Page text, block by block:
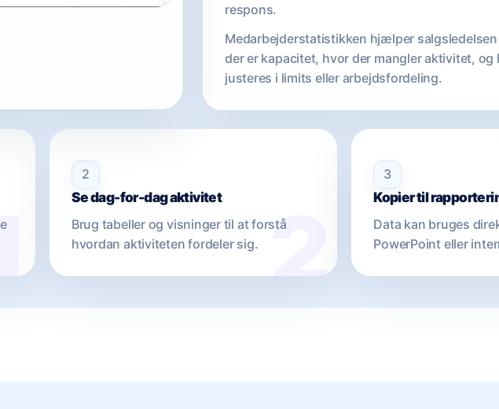
respons.
Medarbejderstatistikken hjælper
der er kapacitet, hvor der mangler aktivitet, og
justeres i limits eller arbejdsfordeling.
2
Se dag-for-dag aktivitet
Brug tabeller og visninger til at forstå
hvordan aktiviteten fordeler sig.
3
Kopier til
Data kan bruges
PowerPoint eller